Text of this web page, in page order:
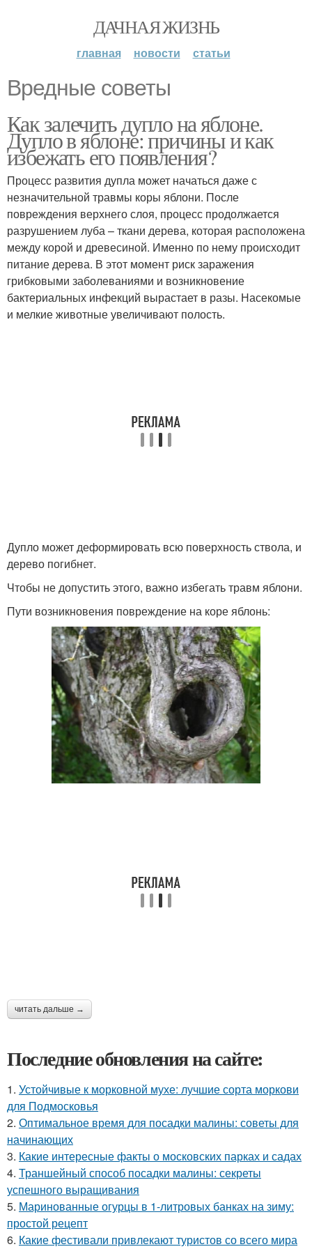
ДАЧНАЯ ЖИЗНЬ
главная новости статьи
Вредные советы
Как залечить дупло на яблоне.
Дупло в яблоне: причины и как
избежать его появления?
Процесс развития дупла может начаться даже с
незначительной травмы коры яблони. После
повреждения верхнего слоя, процесс продолжается
разрушением луба – ткани дерева, которая расположена
между корой и древесиной. Именно по нему происходит
питание дерева. В этот момент риск заражения
грибковыми заболеваниями и возникновение
бактериальных инфекций вырастает в разы. Насекомые
и мелкие животные увеличивают полость.
Дупло может деформировать всю поверхность ствола, и
дерево погибнет.
Чтобы не допустить этого, важно избегать травм яблони.
Пути возникновения повреждение на коре яблонь:
читать дальше →
Последние обновления на сайте:
1. Устойчивые к морковной мухе: лучшие сорта моркови
для Подмосковья
2. Оптимальное время для посадки малины: советы для
начинающих
3. Какие интересные факты о московских парках и садах
4. Траншейный способ посадки малины: секреты
успешного выращивания
5. Маринованные огурцы в 1-литровых банках на зиму:
простой рецепт
6. Какие фестивали привлекают туристов со всего мира